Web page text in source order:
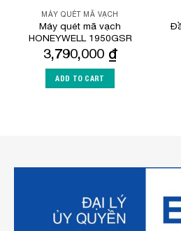
MÁY QUÉT MÃ VẠCH
Máy quét mã vạch
HONEYWELL 1950GSR
3,790,000 ₫
ADD TO CART